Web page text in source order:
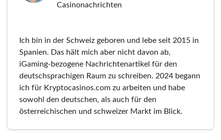
Casinonachrichten
Ich bin in der Schweiz geboren und lebe seit 2015 in
Spanien. Das hält mich aber nicht davon ab,
iGaming-bezogene Nachrichtenartikel für den
deutschsprachigen Raum zu schreiben. 2024 begann
ich für Kryptocasinos.com zu arbeiten und habe
sowohl den deutschen, als auch für den
österreichischen und schweizer Markt im Blick.